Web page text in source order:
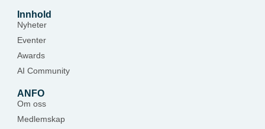
Innhold
Nyheter
Eventer
Awards
AI Community
ANFO
Om oss
Medlemskap